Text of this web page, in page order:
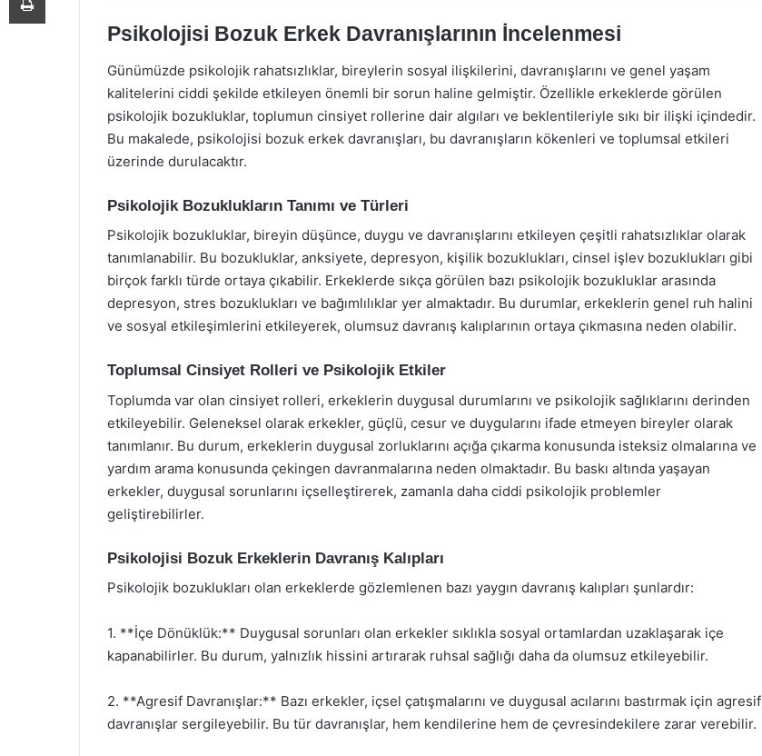
Psikolojisi Bozuk Erkek Davranışlarının İncelenmesi
Günümüzde psikolojik rahatsızlıklar, bireylerin sosyal ilişkilerini, davranışlarını ve genel yaşam
kalitelerini ciddi şekilde etkileyen önemli bir sorun haline gelmiştir. Özellikle erkeklerde görülen
psikolojik bozukluklar, toplumun cinsiyet rollerine dair algıları ve beklentileriyle sıkı bir ilişki içindedir.
Bu makalede, psikolojisi bozuk erkek davranışları, bu davranışların kökenleri ve toplumsal etkileri
üzerinde durulacaktır.
Psikolojik Bozuklukların Tanımı ve Türleri
Psikolojik bozukluklar, bireyin düşünce, duygu ve davranışlarını etkileyen çeşitli rahatsızlıklar olarak
tanımlanabilir. Bu bozukluklar, anksiyete, depresyon, kişilik bozuklukları, cinsel işlev bozuklukları gibi
birçok farklı türde ortaya çıkabilir. Erkeklerde sıkça görülen bazı psikolojik bozukluklar arasında
depresyon, stres bozuklukları ve bağımlılıklar yer almaktadır. Bu durumlar, erkeklerin genel ruh halini
ve sosyal etkileşimlerini etkileyerek, olumsuz davranış kalıplarının ortaya çıkmasına neden olabilir.
Toplumsal Cinsiyet Rolleri ve Psikolojik Etkiler
Toplumda var olan cinsiyet rolleri, erkeklerin duygusal durumlarını ve psikolojik sağlıklarını derinden
etkileyebilir. Geleneksel olarak erkekler, güçlü, cesur ve duygularını ifade etmeyen bireyler olarak
tanımlanır. Bu durum, erkeklerin duygusal zorluklarını açığa çıkarma konusunda isteksiz olmalarına ve
yardım arama konusunda çekingen davranmalarına neden olmaktadır. Bu baskı altında yaşayan
erkekler, duygusal sorunlarını içselleştirerek, zamanla daha ciddi psikolojik problemler
geliştirebilirler.
Psikolojisi Bozuk Erkeklerin Davranış Kalıpları
Psikolojik bozuklukları olan erkeklerde gözlemlenen bazı yaygın davranış kalıpları şunlardır:
1. **İçe Dönüklük:** Duygusal sorunları olan erkekler sıklıkla sosyal ortamlardan uzaklaşarak içe
kapanabilirler. Bu durum, yalnızlık hissini artırarak ruhsal sağlığı daha da olumsuz etkileyebilir.
2. **Agresif Davranışlar:** Bazı erkekler, içsel çatışmalarını ve duygusal acılarını bastırmak için agresif
davranışlar sergileyebilir. Bu tür davranışlar, hem kendilerine hem de çevresindekilere zarar verebilir.